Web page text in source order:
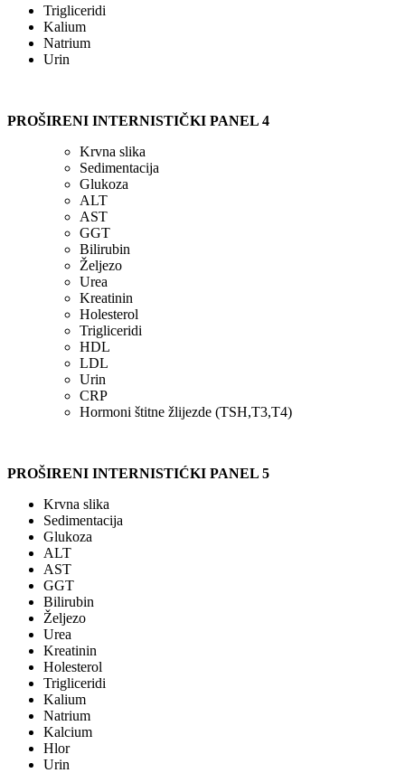
Trigliceridi
Kalium
Natrium
Urin
PROŠIRENI INTERNISTIČKI PANEL 4
Krvna slika
Sedimentacija
Glukoza
ALT
AST
GGT
Bilirubin
Željezo
Urea
Kreatinin
Holesterol
Trigliceridi
HDL
LDL
Urin
CRP
Hormoni štitne žlijezde (TSH,T3,T4)
PROŠIRENI INTERNISTIĆKI PANEL 5
Krvna slika
Sedimentacija
Glukoza
ALT
AST
GGT
Bilirubin
Željezo
Urea
Kreatinin
Holesterol
Trigliceridi
Kalium
Natrium
Kalcium
Hlor
Urin